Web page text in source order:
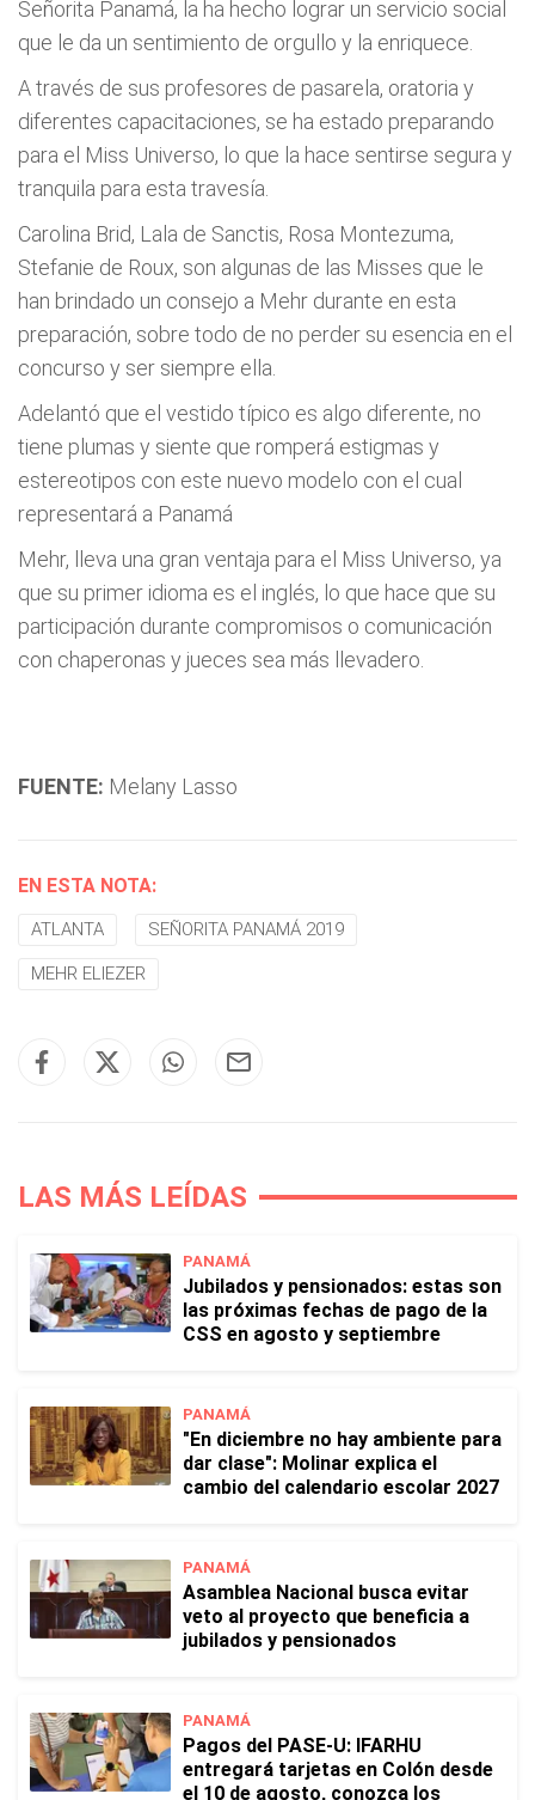
Señorita Panamá, la ha hecho lograr un servicio social
que le da un sentimiento de orgullo y la enriquece.
A través de sus profesores de pasarela, oratoria y
diferentes capacitaciones, se ha estado preparando
para el Miss Universo, lo que la hace sentirse segura y
tranquila para esta travesía.
Carolina Brid, Lala de Sanctis, Rosa Montezuma,
Stefanie de Roux, son algunas de las Misses que le
han brindado un consejo a Mehr durante en esta
preparación, sobre todo de no perder su esencia en el
concurso y ser siempre ella.
Adelantó que el vestido típico es algo diferente, no
tiene plumas y siente que romperá estigmas y
estereotipos con este nuevo modelo con el cual
representará a Panamá
Mehr, lleva una gran ventaja para el Miss Universo, ya
que su primer idioma es el inglés, lo que hace que su
participación durante compromisos o comunicación
con chaperonas y jueces sea más llevadero.
FUENTE: Melany Lasso
EN ESTA NOTA:
ATLANTA SEÑORITA PANAMÁ 2019
MEHR ELIEZER
LAS MÁS LEÍDAS
PANAMÁ
Jubilados y pensionados: estas son
las próximas fechas de pago de la
CSS en agosto y septiembre
PANAMÁ
"En diciembre no hay ambiente para
dar clase": Molinar explica el
cambio del calendario escolar 2027
PANAMÁ
Asamblea Nacional busca evitar
veto al proyecto que beneficia a
jubilados y pensionados
PANAMÁ
Pagos del PASE-U: IFARHU
entregará tarjetas en Colón desde
el 10 de agosto, conozca los